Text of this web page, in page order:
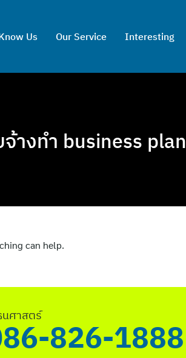
Us Our Service Interesting
จ้างทำ business plan
can help.
นศาสตร์
826-1888